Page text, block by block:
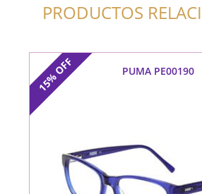
PRODUCTOS
15%
OFF PUMA PE00190